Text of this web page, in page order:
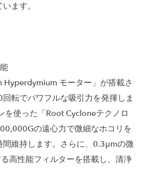
ます。
Hyperdymium モーター」が搭載さ
転でパワフルな吸引力を発揮しま
を使った「Root Cycloneテクノロ
の遠心力で微細なホコリを
維持します。さらに、0.3μmの微
高性能フィルターを搭載し、清浄